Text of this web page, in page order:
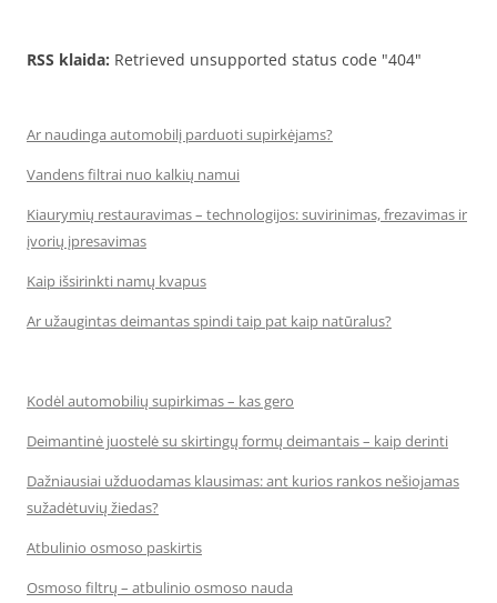
RSS klaida: Retrieved unsupported status code "404"
Ar naudinga automobilį parduoti supirkėjams?
Vandens filtrai nuo kalkių namui
Kiaurymių restauravimas – technologijos: suvirinimas, frezavimas ir
įvorių įpresavimas
Kaip išsirinkti namų kvapus
Ar užaugintas deimantas spindi taip pat kaip natūralus?
Kodėl automobilių supirkimas – kas gero
Deimantinė juostelė su skirtingų formų deimantais – kaip derinti
Dažniausiai užduodamas klausimas: ant kurios rankos nešiojamas
sužadėtuvių žiedas?
Atbulinio osmoso paskirtis
Osmoso filtrų – atbulinio osmoso nauda